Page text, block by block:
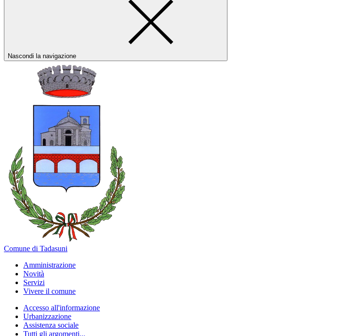
Nascondi la navigazione
Comune di Tadasuni
Amministrazione
Novità
Servizi
Vivere il comune
Accesso all'informazione
Urbanizzazione
Assistenza sociale
Tutti gli argomenti...